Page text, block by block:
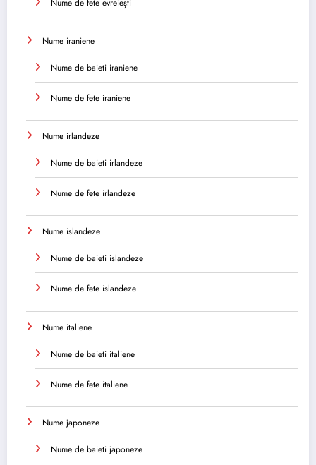
Nume de fete evreiești
Nume iraniene
Nume de baieti iraniene
Nume de fete iraniene
Nume irlandeze
Nume de baieti irlandeze
Nume de fete irlandeze
Nume islandeze
Nume de baieti islandeze
Nume de fete islandeze
Nume italiene
Nume de baieti italiene
Nume de fete italiene
Nume japoneze
Nume de baieti japoneze